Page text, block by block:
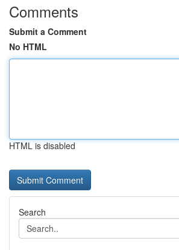
Comments
Submit a Comment
No HTML
HTML is disabled
Search